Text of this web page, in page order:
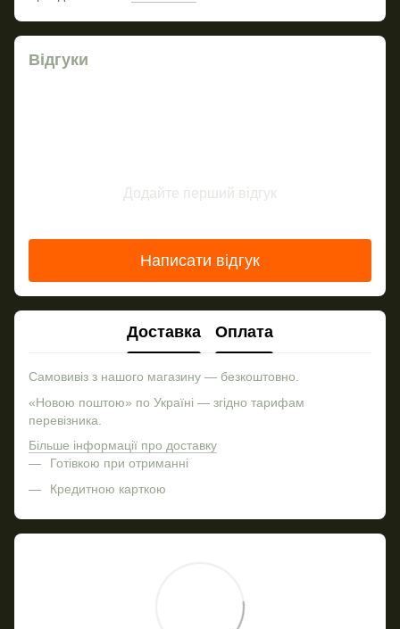
Відгуки
Додайте перший відгук
Написати відгук
Доставка Оплата
Самовивіз з нашого магазину — безкоштовно.
«Новою поштою» по Україні — згідно тарифам
перевізника.
Більше інформації про доставку
Готівкою при отриманні
Кредитною карткою